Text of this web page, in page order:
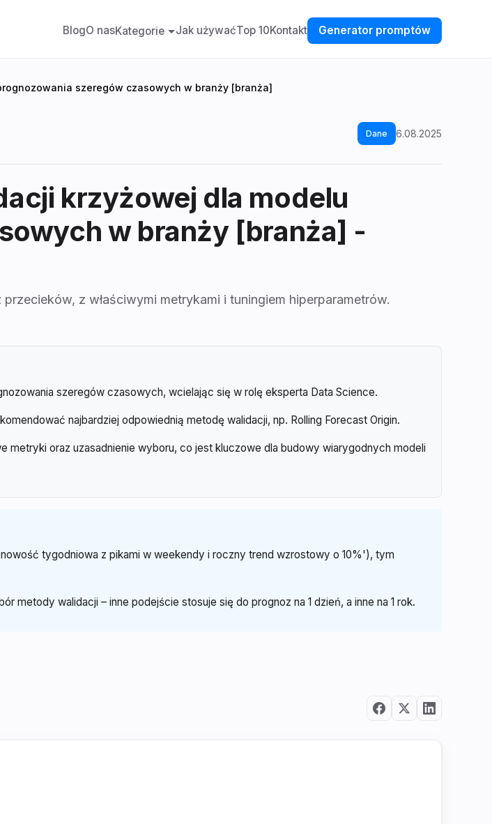
BlogO nasKategorie Jak używaćTop 10Kontakt Generator promptów
szeregów czasowych w branży [branża]
Dane 6.08.2025
krzyżowej dla modelu
w branży [branża] -
z właściwymi metrykami i tuningiem hiperparametrów.
szeregów czasowych, wcielając się w rolę eksperta Data Science.
najbardziej odpowiednią metodę walidacji, np. Rolling Forecast Origin.
metryki oraz uzasadnienie wyboru, co jest kluczowe dla budowy wiarygodnych modeli
tygodniowa z pikami w weekendy i roczny trend wzrostowy o 10%'), tym
metody walidacji – inne podejście stosuje się do prognoz na 1 dzień, a inne na 1 rok.